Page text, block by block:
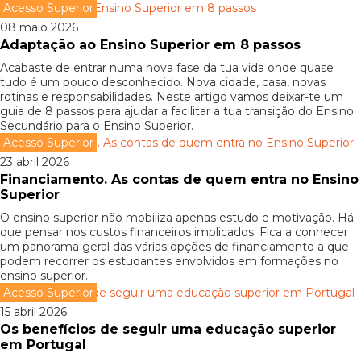
Acesso Superior
08 maio 2026
Adaptação ao Ensino Superior em 8 passos
Acabaste de entrar numa nova fase da tua vida onde quase
tudo é um pouco desconhecido. Nova cidade, casa, novas
rotinas e responsabilidades. Neste artigo vamos deixar-te um
guia de 8 passos para ajudar a facilitar a tua transição do Ensino
Secundário para o Ensino Superior.
Acesso Superior
23 abril 2026
Financiamento. As contas de quem entra no Ensino
Superior
O ensino superior não mobiliza apenas estudo e motivação. Há
que pensar nos custos financeiros implicados. Fica a conhecer
um panorama geral das várias opções de financiamento a que
podem recorrer os estudantes envolvidos em formações no
ensino superior.
Acesso Superior
15 abril 2026
Os benefícios de seguir uma educação superior
em Portugal